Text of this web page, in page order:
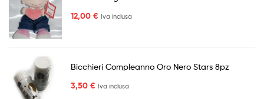
12,00 € Iva inclusa
Bicchieri Compleanno Oro Nero Stars 8pz
3,50 € Iva inclusa